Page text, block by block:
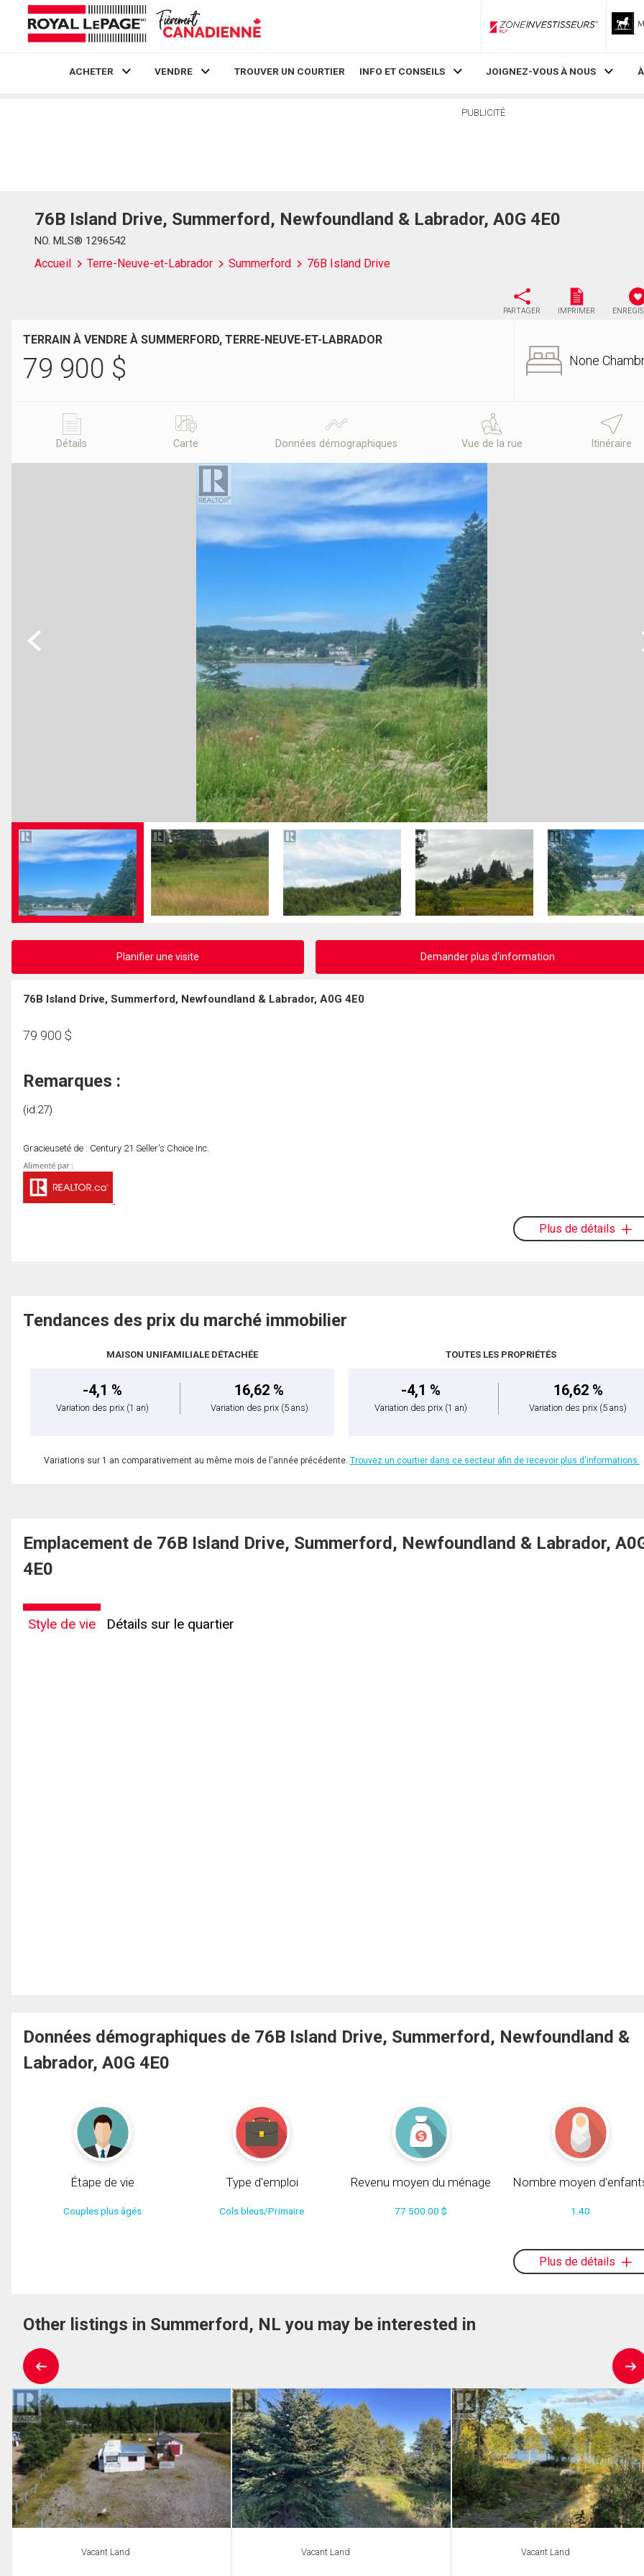
ZoneInvestisseurs RLP
ACHETER VENDRE TROUVER UN COURTIER INFO ET CONSEILS JOIGNEZ-VOUS À NOUS
PUBLICITÉ
76B Island Drive, Summerford, Newfoundland & Labrador, A0G 4E0
NO. MLS® 1296542
Accueil Terre-Neuve-et-Labrador Summerford 76B Island Drive
PARTAGER IMPRIMER
TERRAIN À VENDRE À SUMMERFORD, TERRE-NEUVE-ET-LABRADOR
79 900 $ None
Détails Carte Données démographiques Vue de la rue Itinéraire
Previous
Planifier une visite Demander plus d'information
76B Island Drive, Summerford, Newfoundland & Labrador, A0G 4E0
79 900 $
Remarques :
(id:27)
Gracieuseté de : Century 21 Seller's Choice Inc.
Plus de détails
Tendances des prix du marché immobilier
MAISON UNIFAMILIALE DÉTACHÉE
-4,1 %
Variation des prix (1 an)
16,62 %
Variation des prix (5 ans)
TOUTES LES PROPRIÉTÉS
-4,1 %
Variation des prix (1 an)
16,62 %
Variation des prix (5 ans)
Variations sur 1 an comparativement au même mois de l'année précédente. Trouvez un courtier dans ce secteur afin de recevoir plus d'informations.
Emplacement de 76B Island Drive, Summerford, Newfoundland & Labrador,
4E0
Style de vie Détails sur le quartier
Données démographiques de 76B Island Drive, Summerford, Newfoundland &
Labrador, A0G 4E0
Étape de vie
Couples plus âgés
Type d'emploi
Cols bleus/Primaire
Revenu moyen du ménage
77 500.00 $
Nombre moyen
1.40
Plus de détails
Other listings in Summerford, NL you may be interested in
Vacant Land Vacant Land Vacant Land